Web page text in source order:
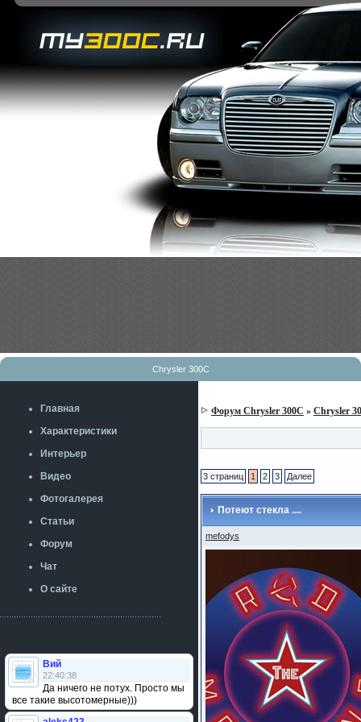
Chrysler 300C
Главная
Характеристики
Интерьер
Видео
Фотогалерея
Статьи
Форум
Чат
О сайте
Вий
22:40:38
Да ничего не потух. Просто мы
все такие высотомерные)))
Форум Chrysler 300C » Chrysler
3 страниц 1 2 3 Далее
Потеют стекла ....
mefodys